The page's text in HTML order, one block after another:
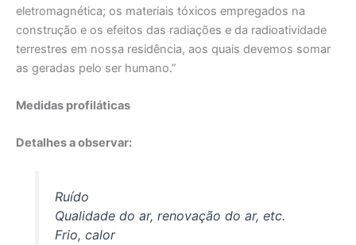
eletromagnética; os materiais tóxicos empregados na
construção e os efeitos das radiações e da radioatividade
terrestres em nossa residência, aos quais devemos somar
as geradas pelo ser humano.”
Medidas profiláticas
Detalhes a observar:
Ruído
Qualidade do ar, renovação do ar, etc.
Frio, calor